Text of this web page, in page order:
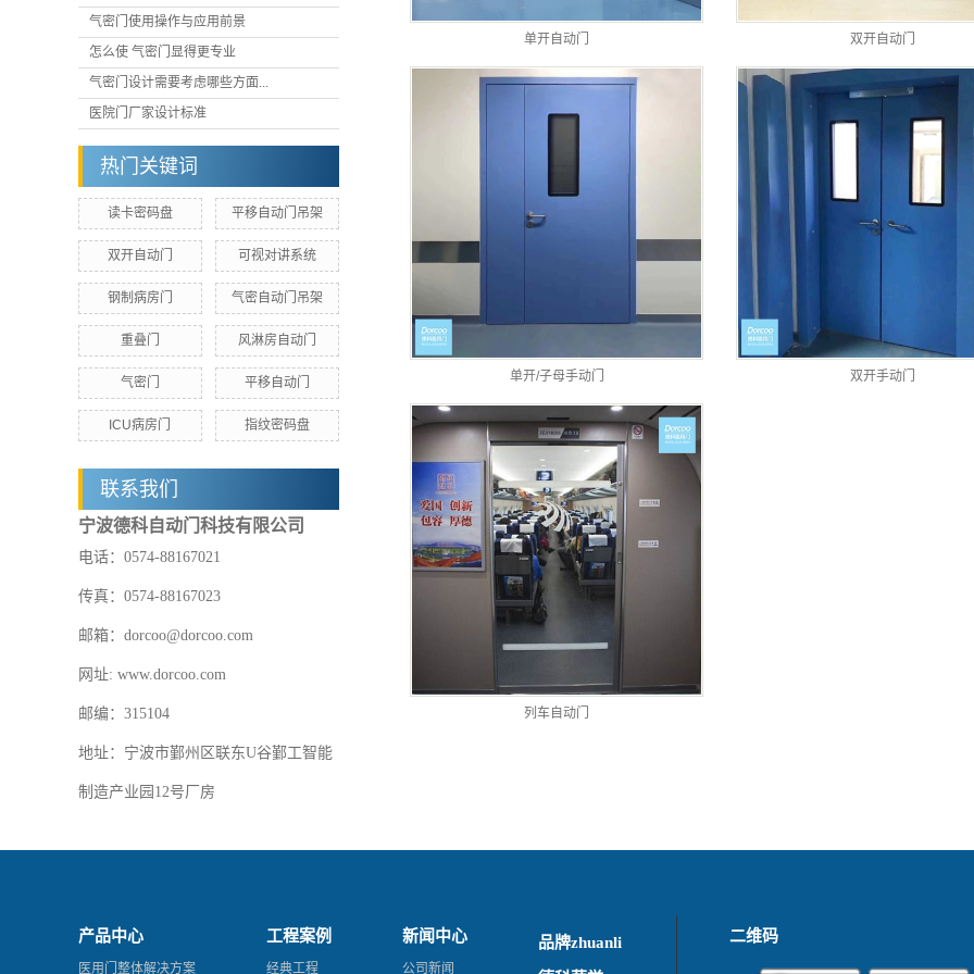
气密门使用操作与应用前景
怎么使 气密门显得更专业
气密门设计需要考虑哪些方面...
医院门厂家设计标准
热门关键词
读卡密码盘 平移自动门吊架
双开自动门 可视对讲系统
钢制病房门 气密自动门吊架
重叠门 风淋房自动门
气密门 平移自动门
ICU病房门 指纹密码盘
联系我们
宁波德科自动门科技有限公司
电话：0574-88167021
传真：0574-88167023
邮箱：dorcoo@dorcoo.com
网址: www.dorcoo.com
邮编：315104
地址：宁波市鄞州区联东U谷鄞工智能
制造产业园12号厂房
单开自动门 双开自动门
单开/子母手动门 双开手动门
列车自动门
产品中心
医用门整体解决方案
工程案例
经典工程
新闻中心
公司新闻
品牌zhuanli 二维码